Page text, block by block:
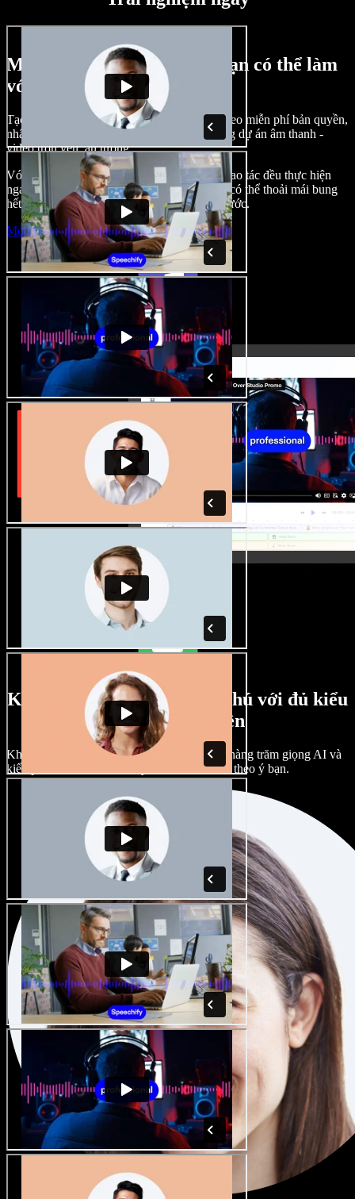
Một vài ví dụ về những gì bạn có thể làm
với Speechify Studio
Tạo lồng tiếng, chèn hình ảnh, âm thanh, video miễn phí bản quyền,
nhân bản giọng nói của bạn để tạo nên những dự án âm thanh -
video trọn vẹn, ấn tượng.
Với giao diện trực quan, dễ làm quen, mọi thao tác đều thực hiện
ngay trên trình duyệt, nhà sáng tạo nội dung có thể thoải mái bung
hết ý tưởng mà không còn bị bó buộc như trước.
Mở Studio
Kho giọng nam, nữ phong phú với đủ kiểu
giọng vùng miền
Không dự án nào phải giống nhau. Chọn từ hàng trăm giọng AI và
kiểu phát âm khác nhau; tùy chỉnh hoàn toàn theo ý bạn.